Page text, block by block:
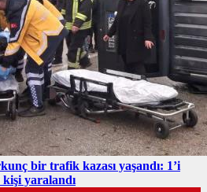
bir trafik kazası yaşandı: 1’i
yaralandı